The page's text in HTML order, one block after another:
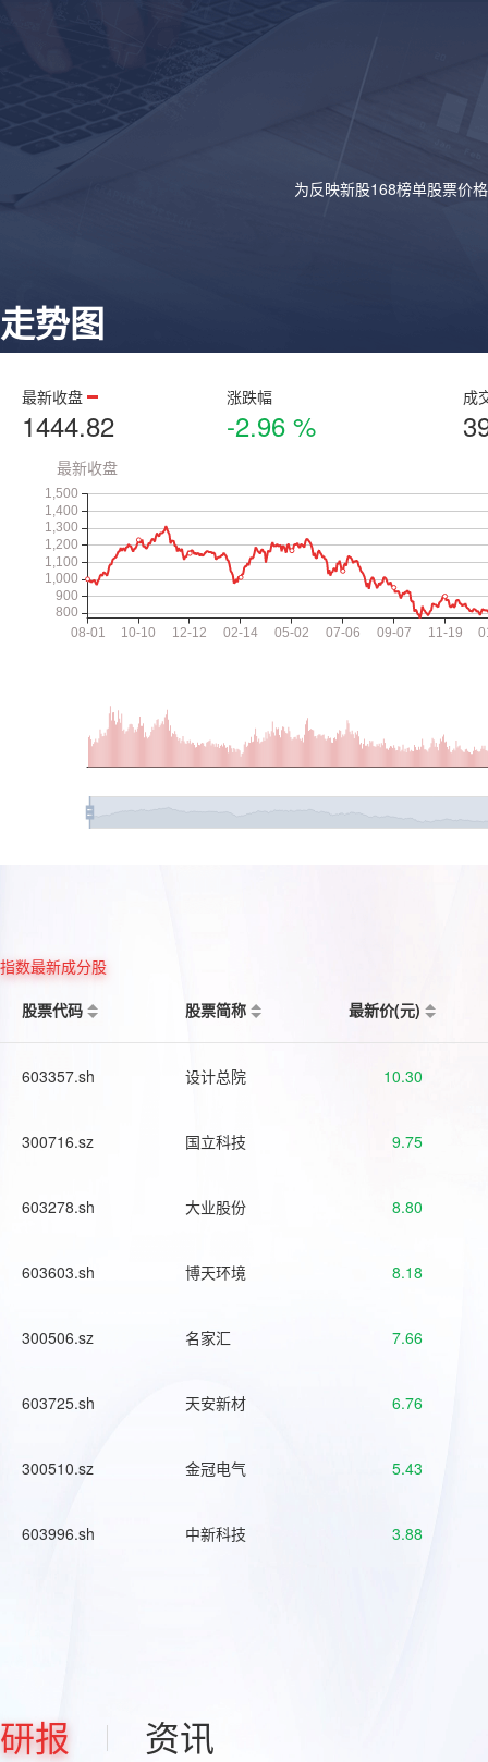
为反映新股168榜单股票价
走势图
最新收盘
1444.82
涨跌幅
-2.96 %
成
指数最新成分股
股票代码
股票简称 最新价(元)
603357.sh 设计总院 10.30
300716.sz 国立科技 9.75
603278.sh 大业股份 8.80
603603.sh 博天环境 8.18
300506.sz 名家汇 7.66
603725.sh 天安新材 6.76
300510.sz 金冠电气 5.43
603996.sh 中新科技 3.88
研报 资讯